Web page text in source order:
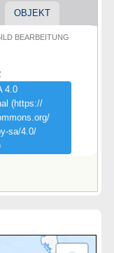
OBJEKT
BEARBEITUNG
​4.​0
​(​https:​/​/​
​sa/​4.​0/​